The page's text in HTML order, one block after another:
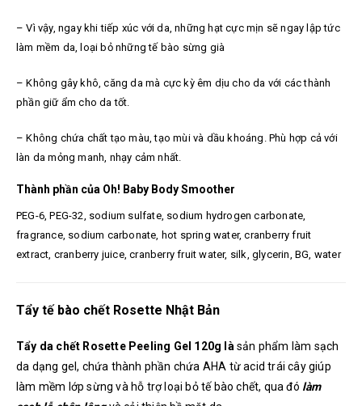
– Vì vậy, ngay khi tiếp xúc với da, những hạt cực mịn sẽ ngay lập tức
làm mềm da, loại bỏ những tế bào sừng già
– Không gây khô, căng da mà cực kỳ êm dịu cho da với các thành
phần giữ ẩm cho da tốt.
– Không chứa chất tạo màu, tạo mùi và dầu khoáng. Phù hợp cả với
làn da mỏng manh, nhạy cảm nhất.
Thành phần của Oh! Baby Body Smoother
PEG-6, PEG-32, sodium sulfate, sodium hydrogen carbonate,
fragrance, sodium carbonate, hot spring water, cranberry fruit
extract, cranberry juice, cranberry fruit water, silk, glycerin, BG, water
Tẩy tế bào chết Rosette Nhật Bản
Tẩy da chết Rosette Peeling Gel 120g làsản phẩm làm sạch
da dạng gel, chứa thành phần chứa AHA từ acid trái cây giúp
làm mềm lớp sừng và hỗ trợ loại bỏ tế bào chết, qua đó làm